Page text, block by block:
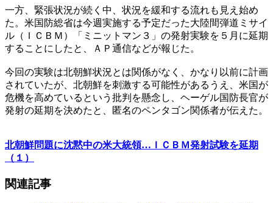
一方、緊張状況が続く中、状況を緩和する流れも見え始め
た。米国防総省は今週実施する予定だった大陸間弾道ミサイ
ル（ＩＣＢＭ）「ミニットマン３」の発射実験を５月に延期
することにしたと、ＡＰ通信などが報じた。
今回の実験は北朝鮮状況とは関係がなく、かなり以前に計画
されていたが、北朝鮮を刺激する可能性があるうえ、米国が
危機を高めているという批判を懸念し、ヘーゲル国防長官が
発射の延期を決めたと、匿名のペンタゴン関係者が伝えた。
北朝鮮問題に沈黙中の米大統領…ＩＣＢＭ発射試験を延期
（１）
関連記事